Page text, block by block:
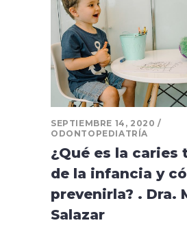
SEPTIEMBRE 14, 2020
ODONTOPEDIATRÍA
¿Qué es la caries
de la infancia y
prevenirla? . Dra.
Salazar